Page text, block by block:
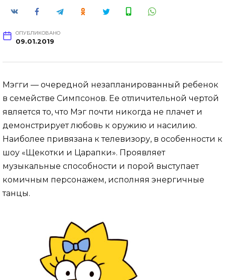
ОПУБЛИКОВАНО
09.01.2019
Мэгги — очередной незапланированный ребенок
в семействе Симпсонов. Ее отличительной чертой
является то, что Мэг почти никогда не плачет и
демонстрирует любовь к оружию и насилию.
Наиболее привязана к телевизору, в особенности к
шоу «Щекотки и Царапки». Проявляет
музыкальные способности и порой выступает
комичным персонажем, исполняя энергичные
танцы.